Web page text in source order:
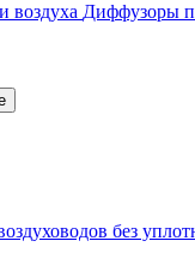
воздуха Диффузоры
без